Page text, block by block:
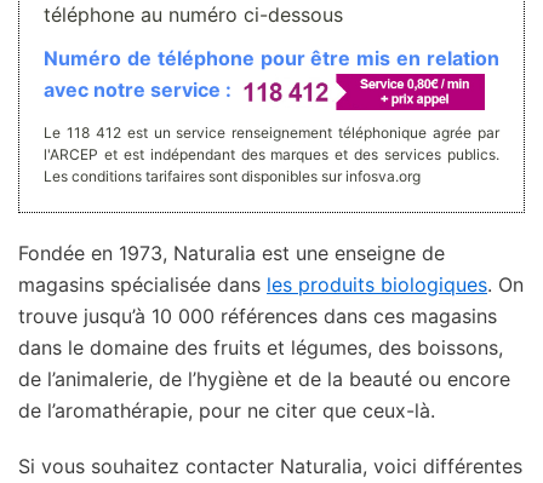
téléphone au numéro ci-dessous
Numéro de téléphone pour être mis en relation
avec notre service :
Le 118 412 est un service renseignement téléphonique agrée par
l'ARCEP et est indépendant des marques et des services publics.
Les conditions tarifaires sont disponibles sur infosva.org
Fondée en 1973, Naturalia est une enseigne de
magasins spécialisée dans les produits biologiques. On
trouve jusqu’à 10 000 références dans ces magasins
dans le domaine des fruits et légumes, des boissons,
de l’animalerie, de l’hygiène et de la beauté ou encore
de l’aromathérapie, pour ne citer que ceux-là.
Si vous souhaitez contacter Naturalia, voici différentes